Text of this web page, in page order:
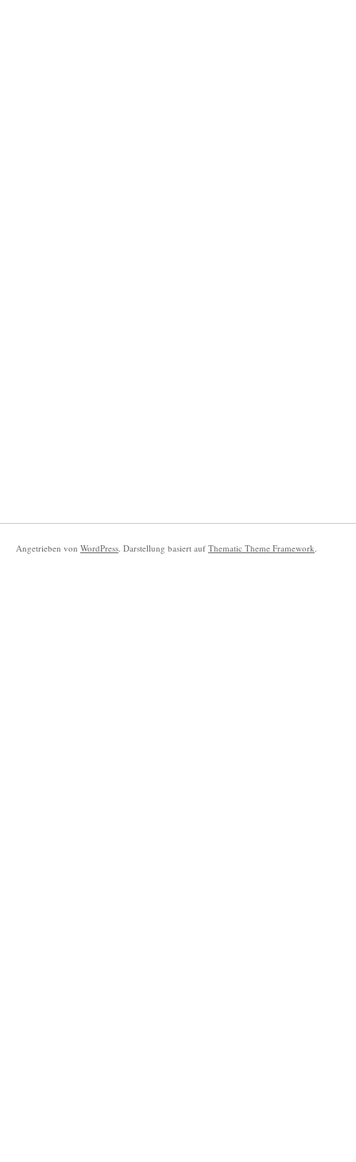
Angetrieben von WordPress . Darstellung basiert auf Thematic Theme Framework